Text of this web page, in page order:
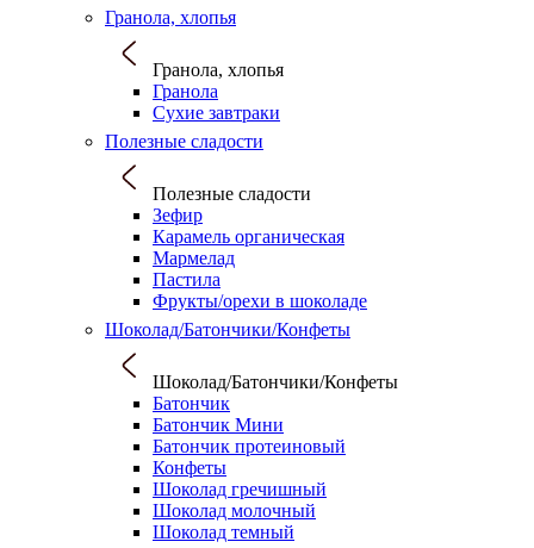
Гранола, хлопья
Гранола, хлопья
Гранола
Сухие завтраки
Полезные сладости
Полезные сладости
Зефир
Карамель органическая
Мармелад
Пастила
Фрукты/орехи в шоколаде
Шоколад/Батончики/Конфеты
Шоколад/Батончики/Конфеты
Батончик
Батончик Мини
Батончик протеиновый
Конфеты
Шоколад гречишный
Шоколад молочный
Шоколад темный